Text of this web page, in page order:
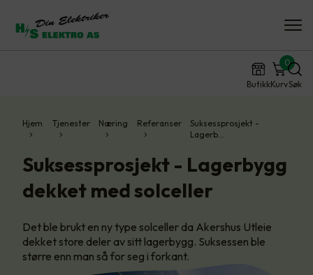
ButikkKurv
0
Søk
Hjem Tjenester Næring Referanser
Suksessprosjekt -
Lagerb…
Suksessprosjekt - Lagerbygg
dekket med solceller
Det ble brukt en ny type solceller da Akershus Utleie
dekket store deler av sitt lagerbygg. Suksessen ble
større enn man så for seg i forkant.